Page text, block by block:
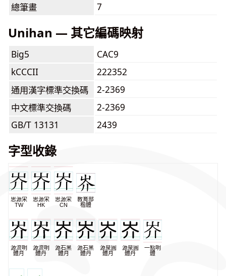
總筆畫
7
Unihan — 其它編碼映射
Big5
CAC9
kCCCII
222352
通用漢字標準交換碼
2-2369
中文標準交換碼
2-2369
GB/T 13131
2439
字型收錄
思源宋
TW
思源宋
HK
思源宋
CN
教育部
楷體
源流明
體月
源流明
體丹
源石黑
體月
源石黑
體丹
源泉圓
體月
源泉圓
體丹
一點明
體